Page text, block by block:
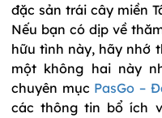
đặc sản trái cây miền
Nếu bạn có dịp về
hữu tình này, hãy nhớ
một không hai này
chuyên mục PasGo –
các thông tin bổ ích